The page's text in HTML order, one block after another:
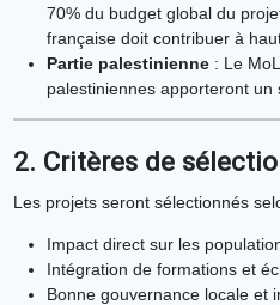
70% du budget global du
française doit contribuer à
Partie palestinienne: Le
palestiniennes apporteront un
2. Critères de
Les projets seront sélectionnés
Impact direct sur les
Intégration de formations et
Bonne gouvernance locale et